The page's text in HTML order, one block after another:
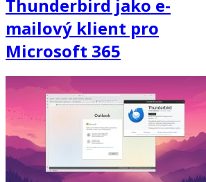
Thunderbird jako e-
mailový klient pro
Microsoft 365